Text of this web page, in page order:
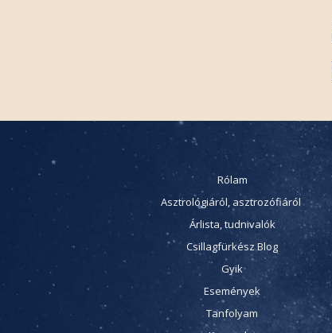
Rólam
Asztrológiáról, asztrozófiáról
Árlista, tudnivalók
Csillagfürkész Blog
Gyik
Események
Tanfolyam